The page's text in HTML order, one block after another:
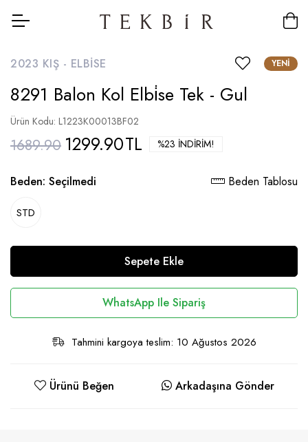
2023 KIŞ - ELBISE YENI
8291 Balon Kol Elbi̇se Tek - Gul
Ürün Kodu: L1223K00013BF02
1689.90 1299.90TL %23 İNDIRIM!
Beden: Seçilmedi Beden Tablosu
STD
Sepete Ekle
WhatsApp Ile Sipariş
Tahmini kargoya teslim: 10 Ağustos 2026
Ürünü Beğen Arkadaşına Gönder